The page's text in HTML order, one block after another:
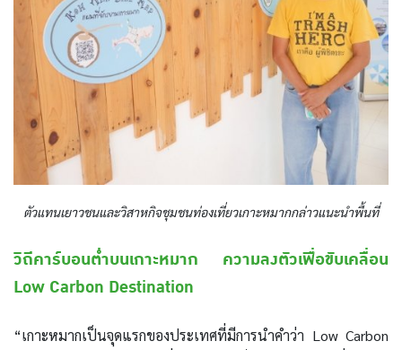
ตัวแทนเยาวชนและวิสาหกิจชุมชนท่องเที่ยวเกาะหมากกล่าวแนะนำพื้นที่
วิถีคาร์บอนต่ำบนเกาะหมาก ความลงตัวเพื่อขับเคลื่อน
Low Carbon Destination
“เกาะหมากเป็นจุดแรกของประเทศที่มีการนำคำว่า Low Carbon